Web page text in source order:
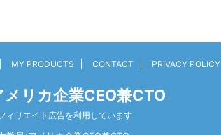
MY PRODUCTS CONTACT PRIVACY POLICY
リカ企業CEO兼CTO
ィリエイト広告を利用しています